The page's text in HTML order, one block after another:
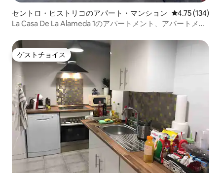
セントロ・ヒストリコのアパート・マンション レビュー134
4.75 (134)
La Casa De La Alameda 1のアパートメント、アパートメン
ゲストチョイス
ゲストチョイス